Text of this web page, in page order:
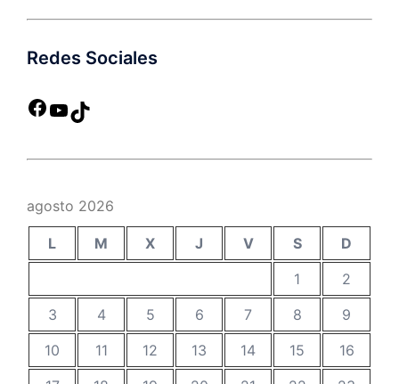
Redes Sociales
agosto 2026
L M X J V S
D
1
2
3
4 5 6 7 8
9
10
11 12 13 14 15
16